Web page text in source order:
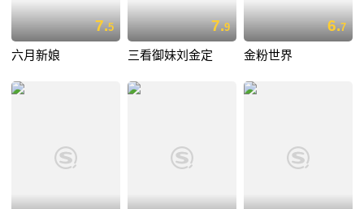
7.5
六月新娘
7.9
三看御妹刘金定
6.7
金粉世界